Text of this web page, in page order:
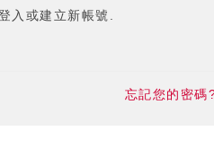
入或建立新帳號.
忘記您的密碼